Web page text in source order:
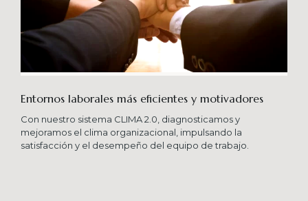
Entornos laborales más eficientes y motivadores
Con nuestro sistema CLIMA 2.0, diagnosticamos y
mejoramos el clima organizacional, impulsando la
satisfacción y el desempeño del equipo de trabajo.